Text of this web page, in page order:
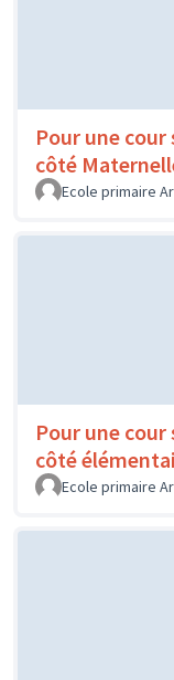
Pour une
côté
Ecole primaire
Pour une
côté
Ecole primaire